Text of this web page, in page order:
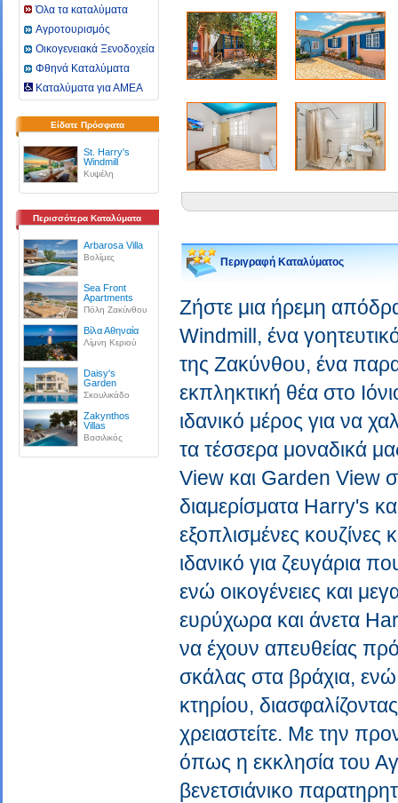
Όλα τα καταλύματα
Αγροτουρισμός
Οικογενειακά Ξενοδοχεία
Φθηνά Καταλύματα
Καταλύματα για ΑΜΕΑ
Είδατε Πρόσφατα
St. Harry's
Windmill
Κυψέλη
Περισσότερα Καταλύματα
Arbarosa Villa
Βολίμες
Sea Front
Apartments
Πόλη Ζακύνθου
Βίλα Αθηναία
Λίμνη Κεριού
Daisy's
Garden
Σκουλικάδο
Zakynthos
Villas
Βασιλικός
Περιγραφή Καταλύματος
Ζήστε μια ήρεμη
Windmill, ένα
της Ζακύνθου, ένα
εκπληκτική θέα στο
ιδανικό μέρος για να
τα τέσσερα μοναδικά
View και Garden View
διαμερίσματα Harry's
εξοπλισμένες κουζίνες
ιδανικό για ζευγάρια
ενώ οικογένειες και
ευρύχωρα και άνετα
να έχουν απευθείας
σκάλας στα βράχια,
κτηρίου,
χρειαστείτε. Με την
όπως η εκκλησία του
βενετσιάνικο